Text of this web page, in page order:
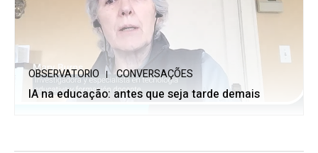
OBSERVATORIO CONVERSAÇÕES
IA na educação: antes que seja tarde demais